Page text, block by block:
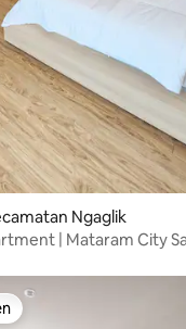
Ngaglik
| Mataram City